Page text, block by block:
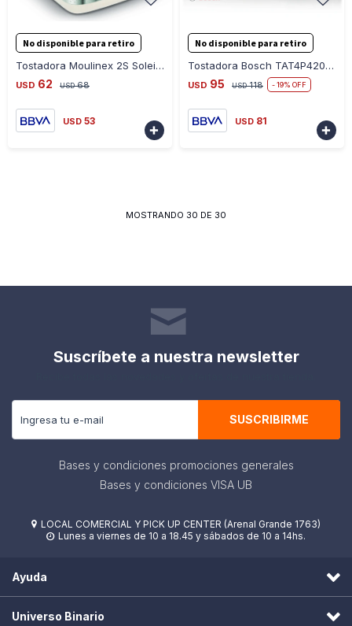
No disponible para retiro
Tostadora Moulinex 2S Soleil Ivory LT300A10
USD 62 USD 68
USD 53

No disponible para retiro
Tostadora Bosch TAT4P420 Designline Acero Inoxidable 970W
USD 95 USD 118 19
USD 81

MOSTRANDO 30 DE 30
Suscríbete a nuestra newsletter
SUSCRIBIRME
Bases y condiciones promociones generales
Bases y condiciones VISA UB
 LOCAL COMERCIAL Y PICK UP CENTER (Arenal Grande 1763)
 Lunes a viernes de 10 a 18.45 y sábados de 10 a 14hs.
Ayuda
Universo Binario